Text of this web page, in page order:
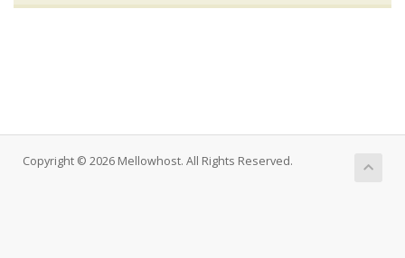
Copyright © 2026 Mellowhost. All Rights Reserved.